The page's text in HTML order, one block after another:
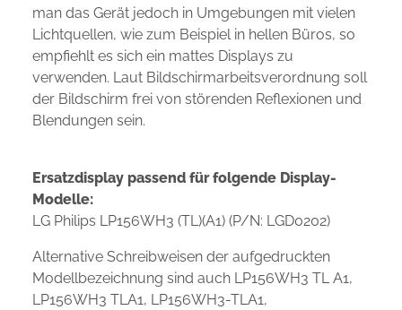
man das Gerät jedoch in Umgebungen mit vielen
Lichtquellen, wie zum Beispiel in hellen Büros, so
empfiehlt es sich ein mattes Displays zu
verwenden. Laut Bildschirmarbeitsverordnung soll
der Bildschirm frei von störenden Reflexionen und
Blendungen sein.
Ersatzdisplay passend für folgende Display-
Modelle:
LG Philips LP156WH3 (TL)(A1) (P/N: LGD0202)
Alternative Schreibweisen der aufgedruckten
Modellbezeichnung sind auch LP156WH3 TL A1,
LP156WH3 TLA1, LP156WH3-TLA1,